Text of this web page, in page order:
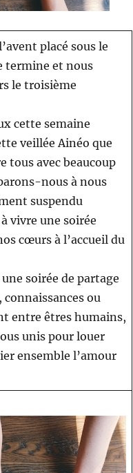
placé sous le
termine et nous
le troisième
cette semaine
veillée Ainéo que
tous avec beaucoup
nous à nous
suspendu
vivre une soirée
cœurs à l’accueil du
soirée de partage
ou
entre êtres humains,
unis pour louer
ensemble l’amour